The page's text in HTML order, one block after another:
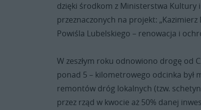
dzięki środkom z Ministerstwa Kultury
przeznaczonych na projekt:
Powiśla Lubelskiego – renowacja i
W zeszłym roku odnowiono drogę od
ponad 5 – kilometrowego odcinka był
remontów dróg lokalnych (tzw.
przez rząd w kwocie aż 50% danej